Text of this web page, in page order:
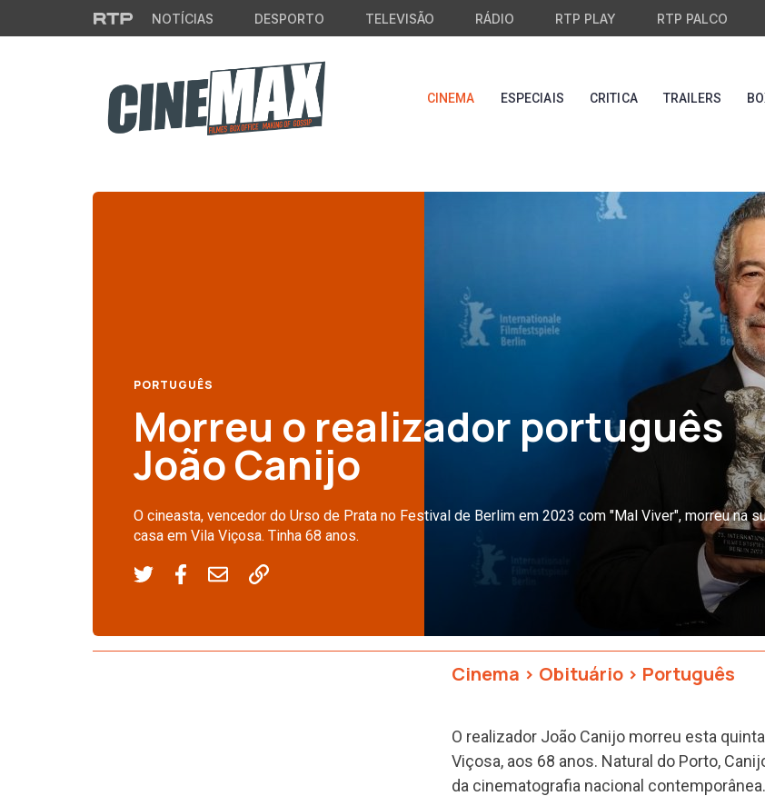
Saltar para o conteúdo principal
NOTÍCIAS DESPORTO TELEVISÃO RÁDIO RTP PLAY RTP PALCO
CINEMA ESPECIAIS CRITICA TRAILERS
PORTUGUÊS
Morreu o realizador português
João Canijo
O cineasta, vencedor do Urso de Prata no Festival de Berlim em 2023 com "Mal Viver", morreu na
casa em Vila Viçosa. Tinha 68 anos.
Cinema > Obituário > Português
O realizador João Canijo morreu esta
Viçosa, aos 68 anos. Natural do Porto,
da cinematografia nacional contemporânea.